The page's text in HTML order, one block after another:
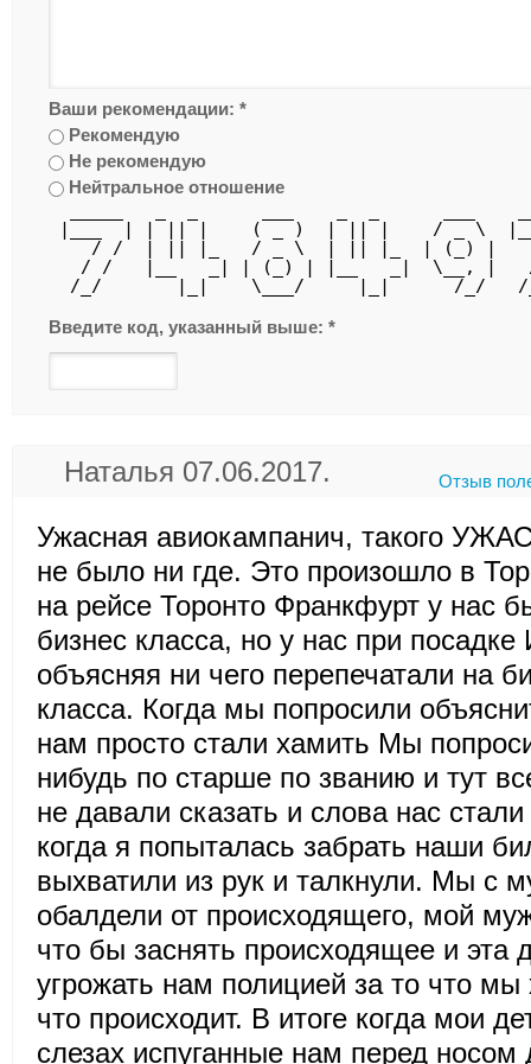
Ваши рекомендации: *
Рекомендую
Не рекомендую
Нейтральное отношение
|___  | | || |    ( _ )  | || |    / _ \
/ /  | || |_   / _ \  | || |_  | (_) |
/ /   |__   _| | (_) | |__   _|  \__, |
/_/       |_|    \___/     |_|      /_/
Введите код, указанный выше: *
Наталья 07.06.2017. Отзыв
Ужасная авиокампанич, такого
не было ни где. Это произошло в
на рейсе Торонто Франкфурт у нас
бизнес класса, но у нас при
объясняя ни чего перепечатали на
класса. Когда мы попросили
нам просто стали хамить Мы
нибудь по старше по званию и тут
не давали сказать и слова нас
когда я попыталась забрать наши
выхватили из рук и талкнули. Мы с
обалдели от происходящего, мой
что бы заснять происходящее и эта
угрожать нам полицией за то что мы
что происходит. В итоге когда мои
слезах испуганные нам перед носом